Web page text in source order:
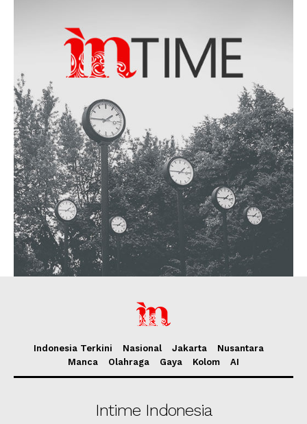
Indonesia Terkini Nasional Jakarta
Nusantara
Manca
Olahraga Gaya Kolom AI
Intime Indonesia